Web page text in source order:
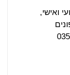
ואישי,